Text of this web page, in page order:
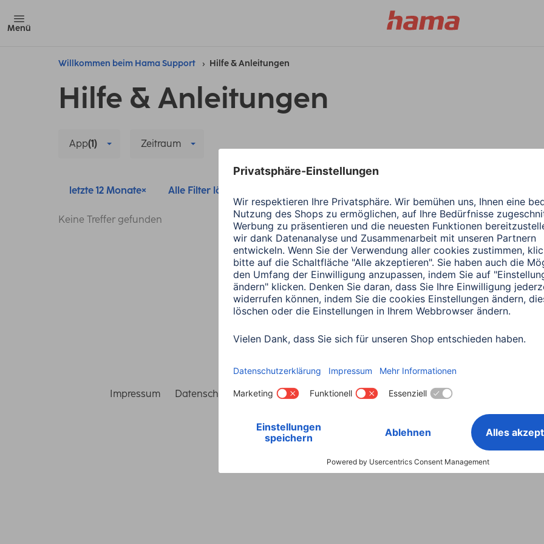
Menü
Willkommen beim Hama Support Hilfe & Anleitungen
Hilfe & Anleitungen
App(1) Zeitraum
letzte 12 Monate Alle Filter löschen
Keine Treffer gefunden
Land wählen
Impressum Datenschutz Garantiebestimmungen Konformitätserklärungen